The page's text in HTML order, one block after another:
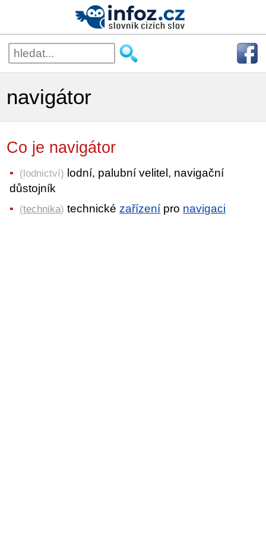
navigátor
Co je navigátor
(lodnictví) lodní, palubní velitel, navigační
důstojník
(technika) technickézařízení pro navigaci